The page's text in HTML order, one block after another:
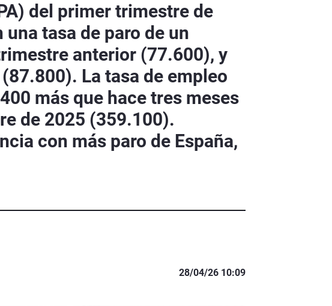
del primer trimestre de
tasa de paro de un
anterior (77.600), y
La tasa de empleo
más que hace tres meses
de 2025 (359.100).
con más paro de España,
28/04/26 10:09